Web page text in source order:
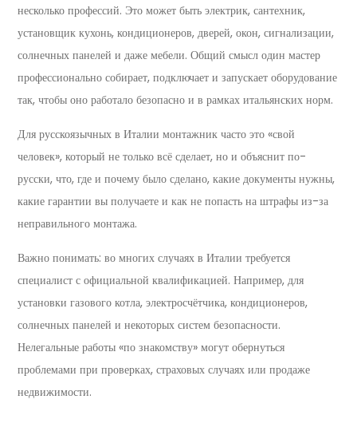
несколько профессий. Это может быть электрик, сантехник,
установщик кухонь, кондиционеров, дверей, окон, сигнализации,
солнечных панелей и даже мебели. Общий смысл один мастер
профессионально собирает, подключает и запускает оборудование
так, чтобы оно работало безопасно и в рамках итальянских норм.
Для русскоязычных в Италии монтажник часто это «свой
человек», который не только всё сделает, но и объяснит по-
русски, что, где и почему было сделано, какие документы нужны,
какие гарантии вы получаете и как не попасть на штрафы из-за
неправильного монтажа.
Важно понимать: во многих случаях в Италии требуется
специалист с официальной квалификацией. Например, для
установки газового котла, электросчётчика, кондиционеров,
солнечных панелей и некоторых систем безопасности.
Нелегальные работы «по знакомству» могут обернуться
проблемами при проверках, страховых случаях или продаже
недвижимости.